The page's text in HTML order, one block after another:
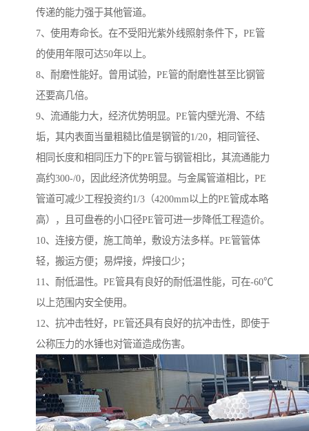
传递的能力强于其他管道。
7、使用寿命长。在不受阳光紫外线照射条件下，PE管
的使用年限可达50年以上。
8、耐磨性能好。曾用试验，PE管的耐磨性甚至比钢管
还要高几倍。
9、流通能力大，经济优势明显。PE管内壁光滑、不结
垢，其内表面当量粗糙比值是钢管的1/20，相同管径、
相同长度和相同压力下的PE管与钢管相比，其流通能力
高约300-/0，因此经济优势明显。与金属管道相比，PE
管道可减少工程投资约1/3（4200mm以上的PE管成本略
高），且可盘卷的小口径PE管可进一步降低工程造价。
10、连接方便，施工简单，敷设方法多样。PE管管体
轻，搬运方便；易焊接，焊接口少；
11、耐低温性。PE管具有良好的耐低温性能，可在-60℃
以上范围内安全使用。
12、抗冲击牲好，PE管还具有良好的抗冲击性，即使于
公称压力的水锤也对管道造成伤害。